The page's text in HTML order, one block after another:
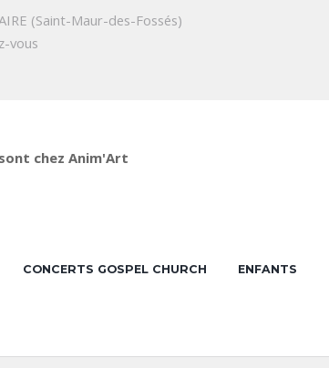
(Saint-Maur-des-Fossés)
vous
chez Anim'Art
CONCERTS GOSPEL CHURCH
ENFANTS